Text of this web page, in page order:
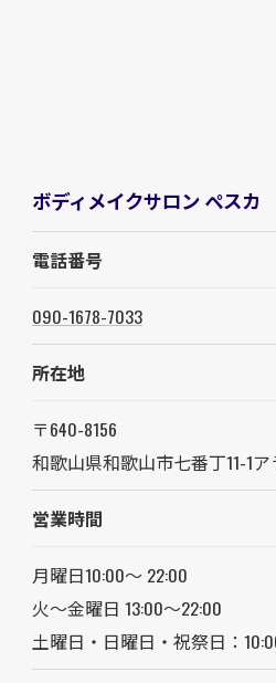
ボディメイクサロン ペスカ
電話番号
090-1678-7033
所在地
〒640-8156
和歌山県和歌山市七番丁11-1
営業時間
月曜日10:00～ 22:00
火〜金曜日 13:00〜22:00
土曜日・日曜日・祝祭日：